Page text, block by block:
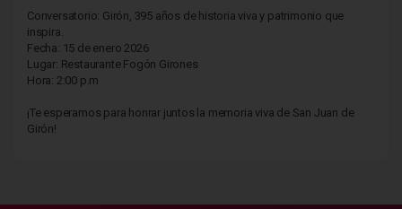
Conversatorio: Girón, 395 años de historia viva y patrimonio que
inspira.
Fecha: 15 de enero 2026
Lugar: Restaurante Fogón Girones
Hora: 2:00 p.m
¡Te esperamos para honrar juntos la memoria viva de San Juan de
Girón!